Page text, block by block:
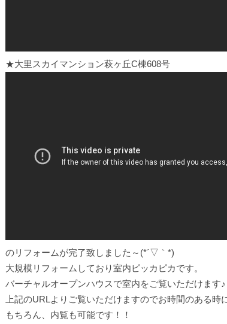
★大里スカイマンション萩ヶ丘C棟608号
のリフォームが完了致しました～(*´▽｀*)
大規模リフォームしており室内ピッカピカです。
バーチャルオープンハウスで室内をご覧いただけます♪
上記のURLよりご覧いただけますのでお時間のある時
もちろん、内覧も可能です！！